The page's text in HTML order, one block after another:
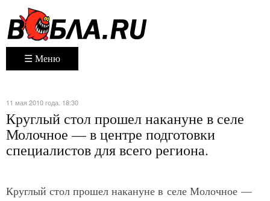
☰ Меню
11 мая 2010 года. 18:30
Круглый стол прошел накануне в селе
Молочное — в центре подготовки
специалистов для всего региона.
Круглый стол прошел накануне в селе Молочное —